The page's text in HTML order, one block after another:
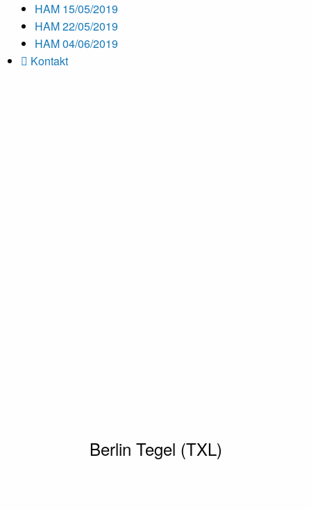
HAM 15/05/2019
HAM 22/05/2019
HAM 04/06/2019
Kontakt
Berlin Tegel (TXL)